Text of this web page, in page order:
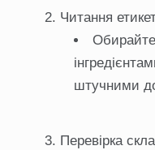
Читання
штучними
Перевірка